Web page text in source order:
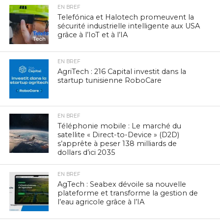
EN BREF
Telefónica et Halotech promeuvent la
sécurité industrielle intelligente aux USA
grâce à l’IoT et à l’IA
EN BREF
AgriTech : 216 Capital investit dans la
startup tunisienne RoboCare
EN BREF
Téléphonie mobile : Le marché du
satellite « Direct-to-Device » (D2D)
s’apprête à peser 138 milliards de
dollars d’ici 2035
EN BREF
AgTech : Seabex dévoile sa nouvelle
plateforme et transforme la gestion de
l’eau agricole grâce à l’IA